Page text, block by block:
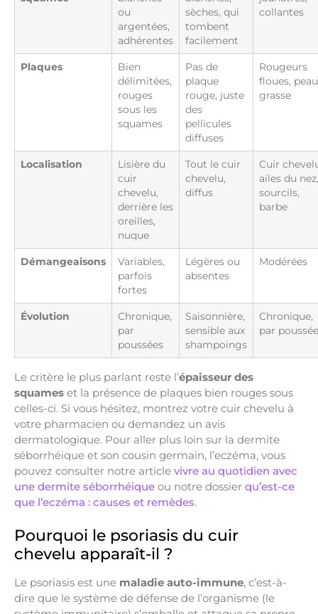
ou
argentées,
adhérentes
sèches, qui
tombent
facilement
collantes
Plaques
Bien
délimitées,
rouges
sous les
squames
Pas de
plaque
rouge, juste
des
pellicules
diffuses
Rougeurs
floues, peau
grasse
Localisation
Lisière du
cuir
chevelu,
derrière les
oreilles,
nuque
Tout le cuir
chevelu,
diffus
Cuir
ailes du nez,
sourcils,
barbe
Démangeaisons
Variables,
parfois
fortes
Légères ou
absentes
Modérées
Évolution
Chronique,
par
poussées
Saisonnière,
sensible aux
shampoings
Chronique,
par
Le critère le plus parlant reste l’épaisseur des
squames et la présence de plaques bien rouges sous
celles-ci. Si vous hésitez, montrez votre cuir chevelu à
votre pharmacien ou demandez un avis
dermatologique. Pour aller plus loin sur la dermite
séborrhéique et son cousin germain, l’eczéma, vous
pouvez consulter notre article vivre au quotidien avec
une dermite séborrhéique ou notre dossier qu’est-ce
que l’eczéma : causes et remèdes.
Pourquoi le psoriasis du cuir
chevelu apparaît-il ?
Le psoriasis est une maladie auto-immune, c’est-à-
dire que le système de défense de l’organisme (le